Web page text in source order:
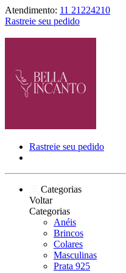
Atendimento: 11 21224210
Rastreie seu pedido
Rastreie seu pedido
Categorias
Voltar
Categorias
Anéis
Brincos
Colares
Masculinas
Prata 925